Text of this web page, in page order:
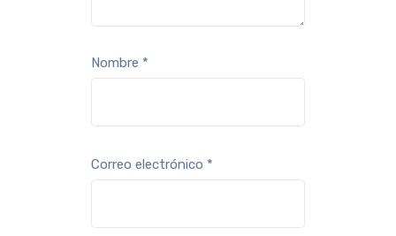
Nombre *
Correo electrónico *